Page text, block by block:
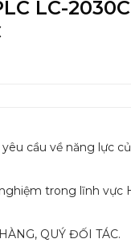
LC-
cầu về năng lực
trong lĩnh vực
QUÝ ĐỐI TÁC.